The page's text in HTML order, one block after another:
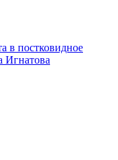
в постковидное
Игнатова